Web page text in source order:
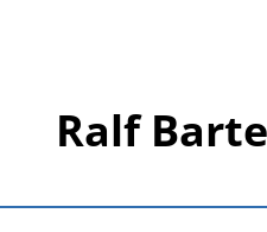
Ralf